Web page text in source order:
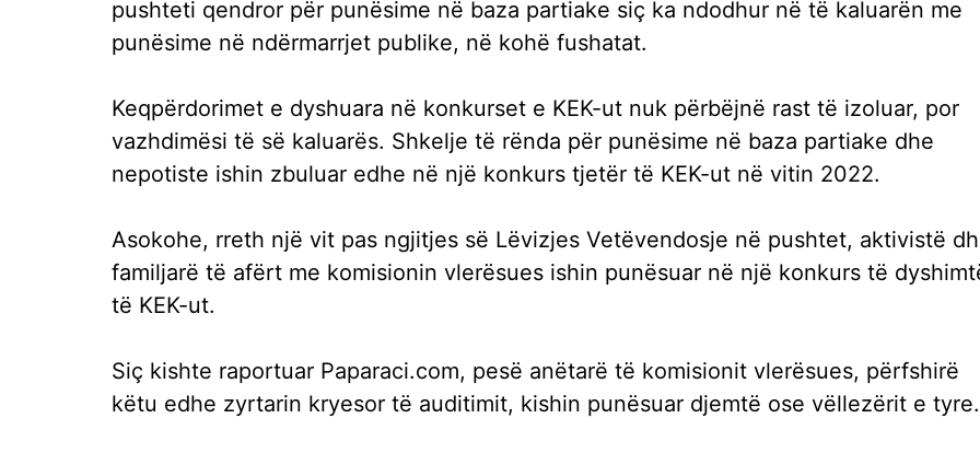
pushteti qendror për punësime në baza partiake siç ka ndodhur në të kaluarën me
punësime në ndërmarrjet publike, në kohë fushatat.
Keqpërdorimet e dyshuara në konkurset e KEK-ut nuk përbëjnë rast të izoluar, por
vazhdimësi të së kaluarës. Shkelje të rënda për punësime në baza partiake dhe
nepotiste ishin zbuluar edhe në një konkurs tjetër të KEK-ut në vitin 2022.
Asokohe, rreth një vit pas ngjitjes së Lëvizjes Vetëvendosje në pushtet, aktivistë
familjarë të afërt me komisionin vlerësues ishin punësuar në një konkurs të
të KEK-ut.
Siç kishte raportuar Paparaci.com, pesë anëtarë të komisionit vlerësues, përfshirë
këtu edhe zyrtarin kryesor të auditimit, kishin punësuar djemtë ose vëllezërit e tyre.